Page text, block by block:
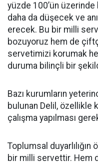
yüzde 100’ün
daha da düşecek ve
erecek. Bu bir milli
bozuyoruz hem de
servetimizi korumak
duruma bilinçli bir
Bazı kurumların
bulunan Delil, özellikle
çalışma yapılması
Toplumsal
bir milli servettir. Hem